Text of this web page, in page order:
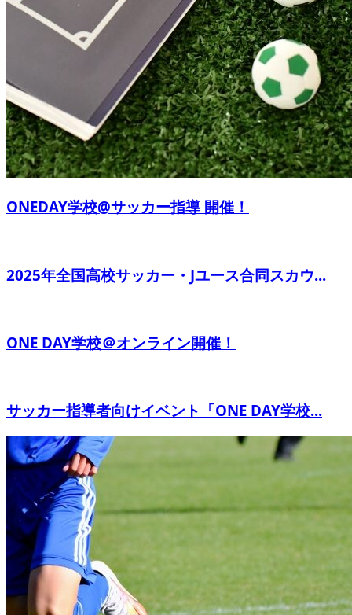
ONEDAY学校@サッカー指導 開催！
2025年全国高校サッカー・Jユース合同スカウ...
ONE DAY学校＠オンライン開催！
サッカー指導者向けイベント「ONE DAY学校...